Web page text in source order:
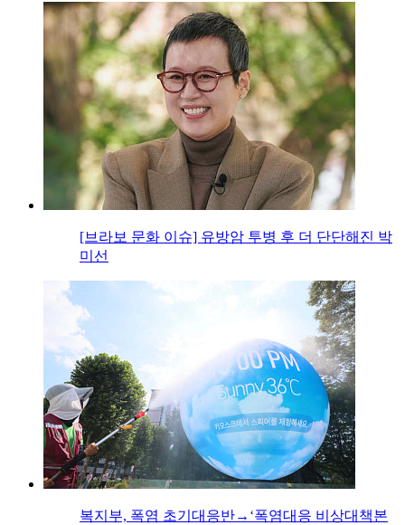
[브라보 문화 이슈] 유방암 투병 후 더 단단해진 박
미선
복지부, 폭염 초기대응반→‘폭염대응 비상대책본